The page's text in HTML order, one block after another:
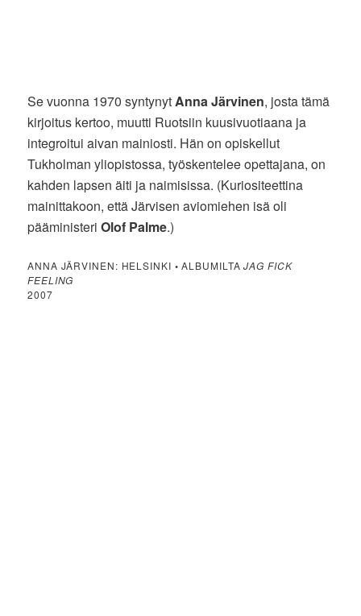
Se vuonna 1970 syntynyt Anna Järvinen, josta tämä
kirjoitus kertoo, muutti Ruotsiin kuusivuotiaana ja
integroitui aivan mainiosti. Hän on opiskellut
Tukholman yliopistossa, työskentelee opettajana, on
kahden lapsen äiti ja naimisissa. (Kuriositeettina
mainittakoon, että Järvisen aviomiehen isä oli
pääministeriOlof Palme.)
ANNA JÄRVINEN: HELSINKI • ALBUMILTAJAG FICK
FEELING
2007